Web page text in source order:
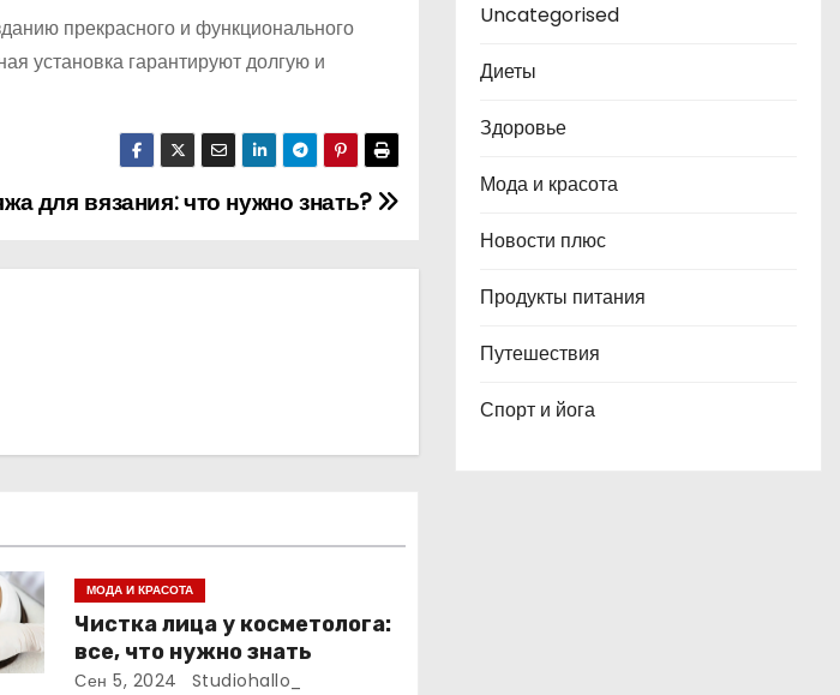
прекрасного и функционального
установка гарантируют долгую и
для вязания: что нужно знать?
МОДА И КРАСОТА
Чистка лица у косметолога:
все, что нужно знать
Сен 5, 2024 Studiohallo_
Uncategorised
Диеты
Здоровье
Мода и красота
Новости плюс
Продукты питания
Путешествия
Спорт и йога